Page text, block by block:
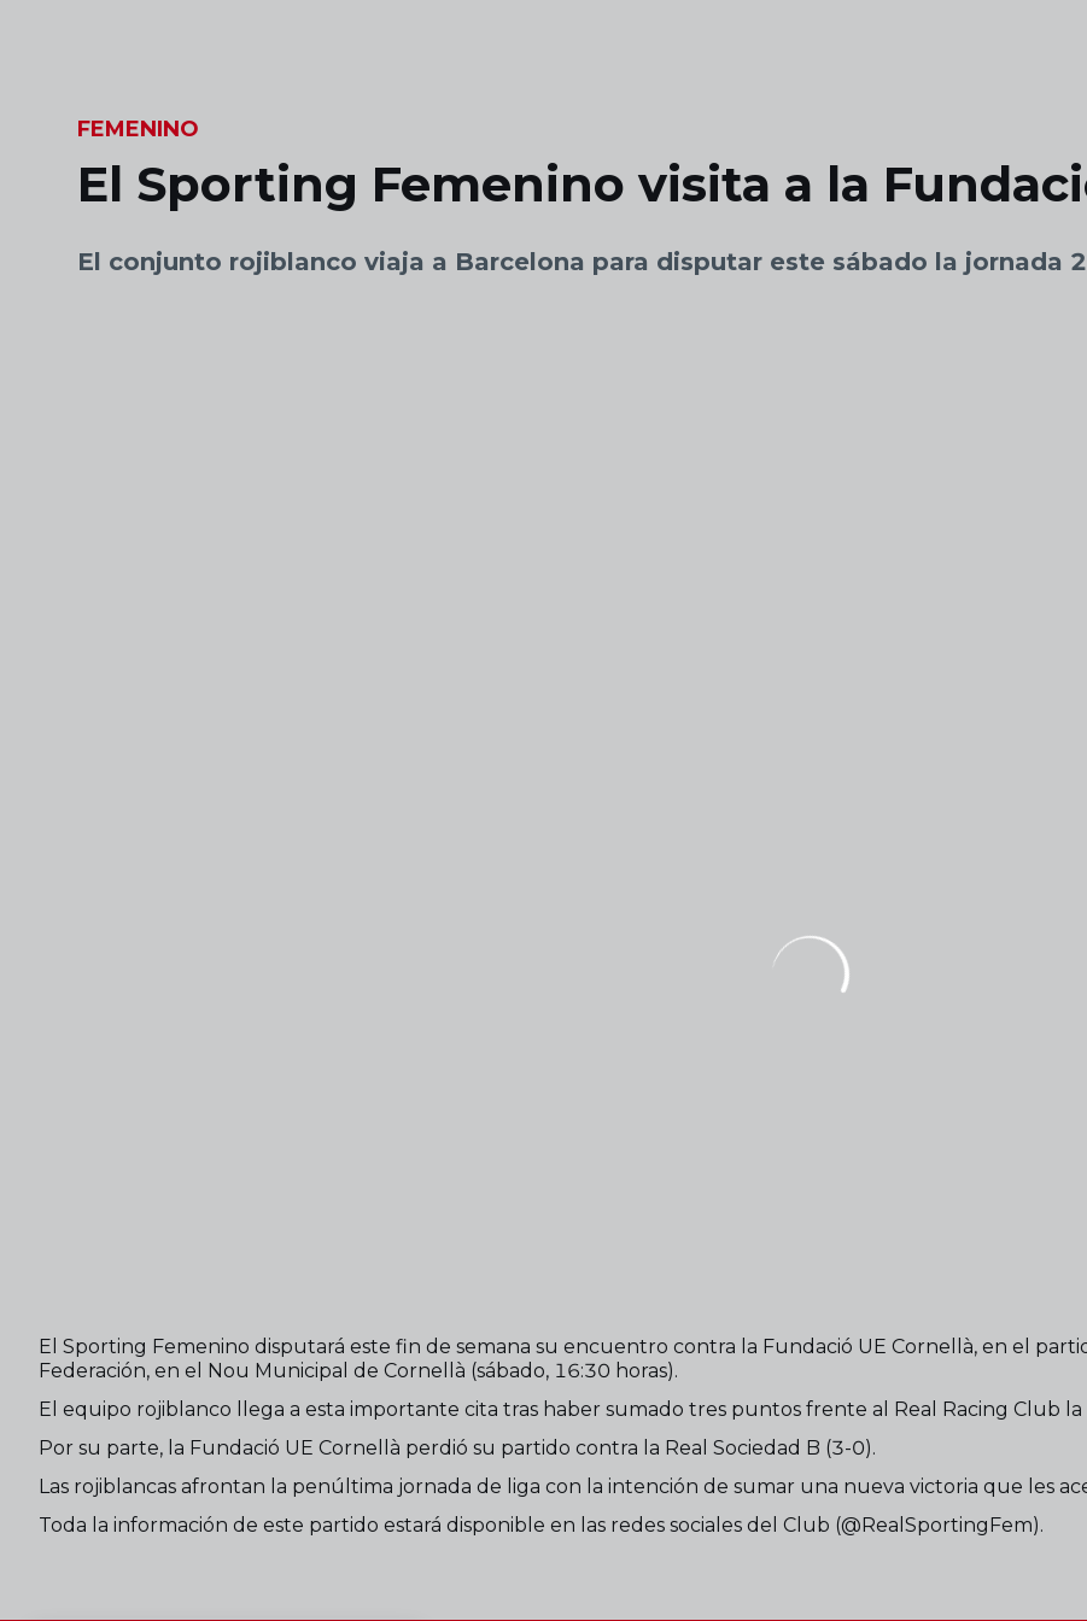
FEMENINO
El Sporting Femenino visita a la
El conjunto rojiblanco viaja a Barcelona para disputar este sábado la jornada
El Sporting Femenino disputará este fin de semana su encuentro contra la Fundació UE Cornellà, en el
Federación, en el Nou Municipal de Cornellà (sábado, 16:30 horas).
El equipo rojiblanco llega a esta importante cita tras haber sumado tres puntos frente al Real Racing Club la
Por su parte, la Fundació UE Cornellà perdió su partido contra la Real Sociedad B (3-0).
Las rojiblancas afrontan la penúltima jornada de liga con la intención de sumar una nueva victoria que les
Toda la información de este partido estará disponible en las redes sociales del Club (@RealSportingFem).